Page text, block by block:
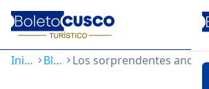
Inicio Blog